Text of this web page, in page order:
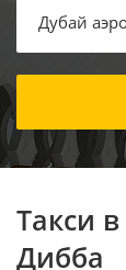
Дубай
Такси
Дибба